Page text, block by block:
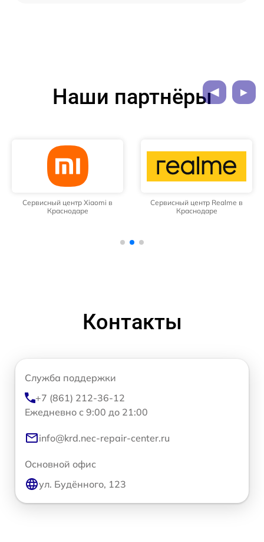
Наши партнёры
Сервисный центр Xiaomi в
Краснодаре
Сервисный центр Realme в
Краснодаре
Контакты
Служба поддержки
+7 (861) 212-36-12
Ежедневно с 9:00 до 21:00
info@krd.nec-repair-center.ru
Основной офис
ул. Будённого, 123